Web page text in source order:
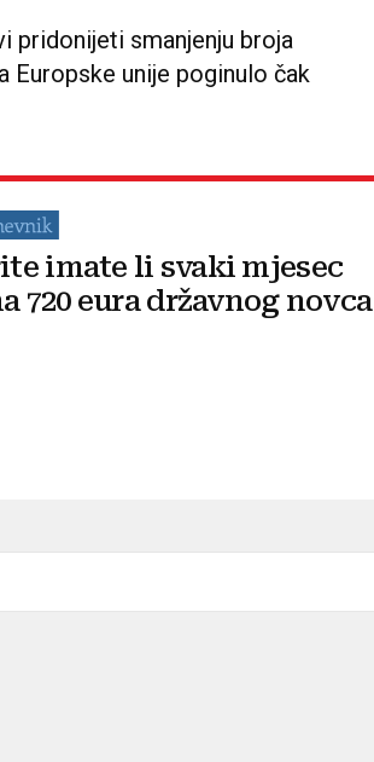
pridonijeti smanjenju broja
Europske unije poginulo čak
imate li svaki mjesec
720 eura državnog novca